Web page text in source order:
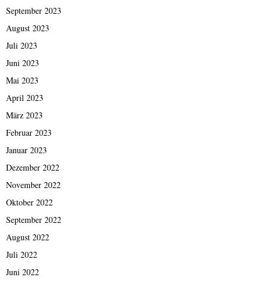
September 2023
August 2023
Juli 2023
Juni 2023
Mai 2023
April 2023
März 2023
Februar 2023
Januar 2023
Dezember 2022
November 2022
Oktober 2022
September 2022
August 2022
Juli 2022
Juni 2022